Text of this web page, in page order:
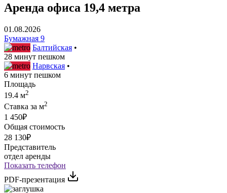
Аренда офиса 19,4 метра
01.08.2026
Бумажная 9
Балтийская •
28 минут пешком
Нарвская •
6 минут пешком
Площадь
19.4 м2
Ставка за м2
1 450₽
Общая стоимость
28 130₽
Представитель
отдел аренды
Показать телефон
PDF-презентация